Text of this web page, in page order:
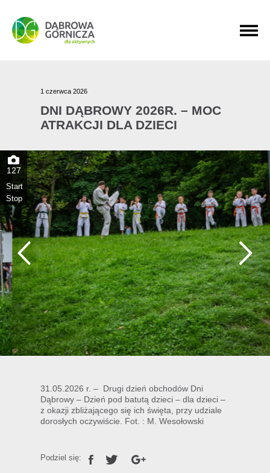
PRZEJDŹ DO MENU GŁÓWNEGO
PRZEJDŹ DO WYSZUKIWARKI
PRZEJDŹ DO TREŚCI
1 czerwca 2026
DNI DĄBROWY 2026R. – MOC
ATRAKCJI DLA DZIECI
127
Start
Stop
31.05.2026 r. – Drugi dzień obchodów Dni
Dąbrowy – Dzień pod batutą dzieci – dla dzieci –
z okazji zbliżającego się ich święta, przy udziale
dorosłych oczywiście. Fot. : M. Wesołowski
Podziel się: